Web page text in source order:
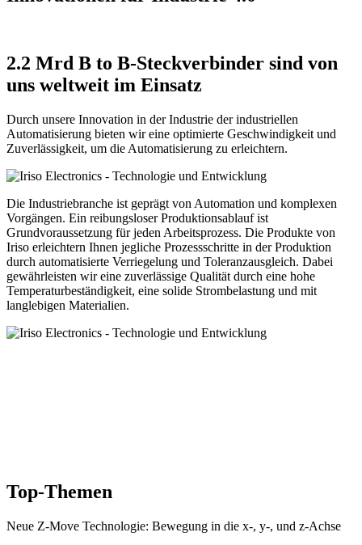
2.2 Mrd B to B-Steckverbinder sind von
uns weltweit im Einsatz
Durch unsere Innovation in der Industrie der industriellen
Automatisierung bieten wir eine optimierte Geschwindigkeit und
Zuverlässigkeit, um die Automatisierung zu erleichtern.
Die Industriebranche ist geprägt von Automation und komplexen
Vorgängen. Ein reibungsloser Produktionsablauf ist
Grundvoraussetzung für jeden Arbeitsprozess. Die Produkte von
Iriso erleichtern Ihnen jegliche Prozessschritte in der Produktion
durch automatisierte Verriegelung und Toleranzausgleich. Dabei
gewährleisten wir eine zuverlässige Qualität durch eine hohe
Temperaturbeständigkeit, eine solide Strombelastung und mit
langlebigen Materialien.
Top-Themen
Neue Z-Move Technologie: Bewegung in die x-, y-, und z-Achse